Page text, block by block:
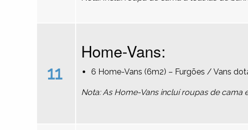
11
Home-Vans:
6 Home-Vans (6m2) – Furgões / Vans
Nota: As Home-Vans incluí roupas de cama